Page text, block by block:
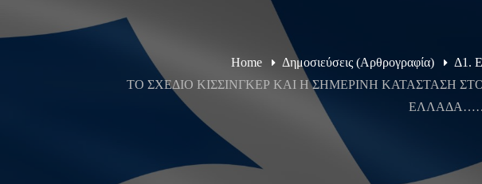
Home Δημοσιεύσεις (Αρθρογραφία) Δ1.
ΤΟ ΣΧΕΔΙΟ ΚΙΣΣΙΝΓΚΕΡ ΚΑΙ Η ΣΗΜΕΡΙΝΗ ΚΑΤΑΣΤΑΣΗ